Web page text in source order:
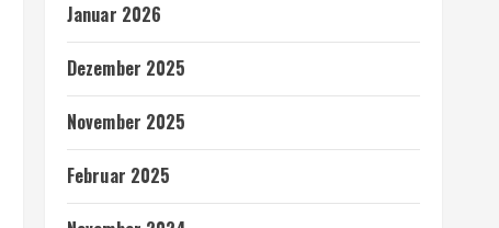
Januar 2026
Dezember 2025
November 2025
Februar 2025